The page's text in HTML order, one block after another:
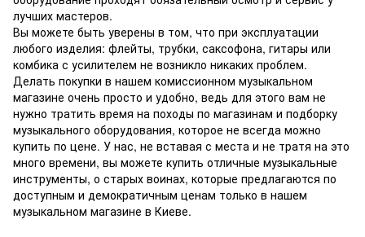
лучших мастеров.
Вы можете быть уверены в том, что при эксплуатации
любого изделия: флейты, трубки, саксофона, гитары или
комбика с усилителем не возникло никаких проблем.
Делать покупки в нашем комиссионном музыкальном
магазине очень просто и удобно, ведь для этого вам не
нужно тратить время на походы по магазинам и подборку
музыкального оборудования, которое не всегда можно
купить по цене. У нас, не вставая с места и не тратя на это
много времени, вы можете купить отличные музыкальные
инструменты, о старых воинах, которые предлагаются по
доступным и демократичным ценам только в нашем
музыкальном магазине в Киеве.